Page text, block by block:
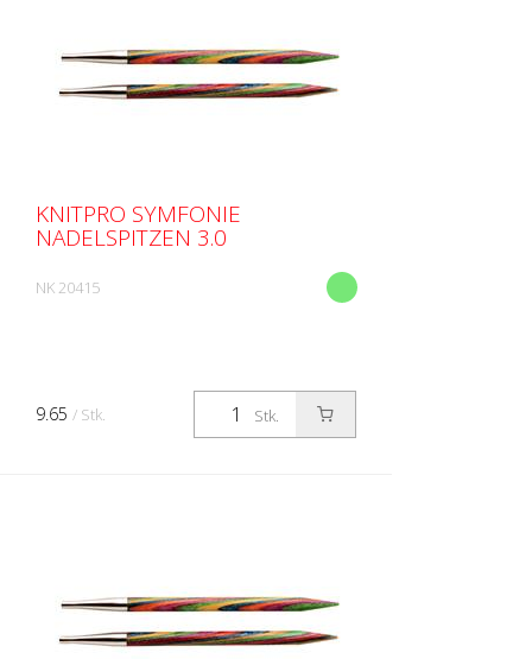
KNITPRO SYMFONIE
NADELSPITZEN 3.0
NK 20415
Stk.
9.65 / Stk.